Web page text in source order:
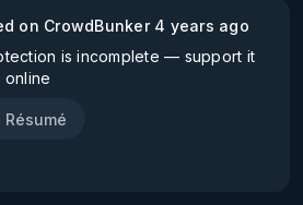
on CrowdBunker 4 years ago
is incomplete — support it
Résumé